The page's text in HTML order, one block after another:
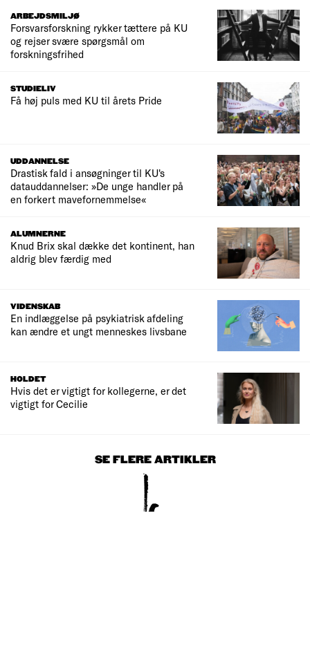
ARBEJDSMILJØ
Forsvarsforskning rykker tættere på KU
og rejser svære spørgsmål om
forskningsfrihed
STUDIELIV
Få høj puls med KU til årets Pride
UDDANNELSE
Drastisk fald i ansøgninger til KU's
datauddannelser: »De unge handler på
en forkert mavefornemmelse«
ALUMNERNE
Knud Brix skal dække det kontinent, han
aldrig blev færdig med
VIDENSKAB
En indlæggelse på psykiatrisk afdeling
kan ændre et ungt menneskes livsbane
HOLDET
Hvis det er vigtigt for kollegerne, er det
vigtigt for Cecilie
SE FLERE ARTIKLER